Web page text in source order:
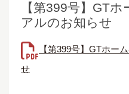
【第399号】GT
アルのお知らせ
【第399号】GTホー
せ